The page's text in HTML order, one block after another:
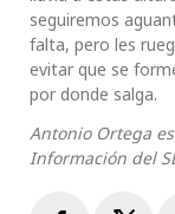
seguiremos
falta, pero les
evitar que se
por donde salga.
Antonio Ortega
Información del